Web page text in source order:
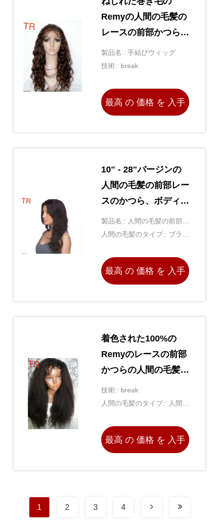
Remyの人間の毛髪の
レースの前部かつらの
調節バンドもつれるこ
と
製品名:: 手結びウィッグ
技術:: break
最高 の 価格 を 入手
10" - 28"バージンの
人間の毛髪の前部レー
スのかつら、ボディ波
のレースの毛のかつら
製品名:: 人間の毛髪の前部レ
ースのかつら
人間の毛髪のタイプ:: ブラジ
ーシアの毛、ペルーの毛
最高 の 価格 を 入手
着色された100%の
Remyのレースの前部
かつらの人間の毛髪
12インチ- 28インチ
（全長）
技術:: break
人間の毛髪のタイプ:: 人間の
最高 の 価格 を 入手
1 2 3 4